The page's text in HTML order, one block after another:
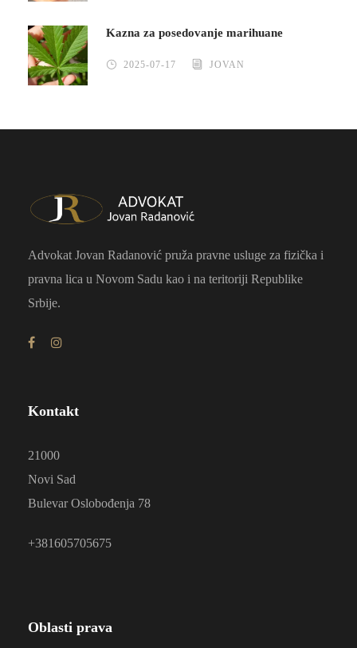
Kazna za posedovanje marihuane
2025-07-17 JOVAN
Advokat Jovan Radanović pruža pravne usluge za fizička i
pravna lica u Novom Sadu kao i na teritoriji Republike
Srbije.
Kontakt
21000
Novi Sad
Bulevar Oslobođenja 78
+381605705675
Oblasti prava